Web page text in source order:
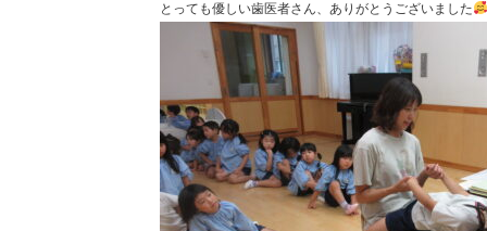
とっても優しい歯医者さん、ありがとうございました